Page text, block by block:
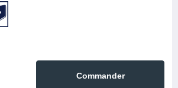
Commander